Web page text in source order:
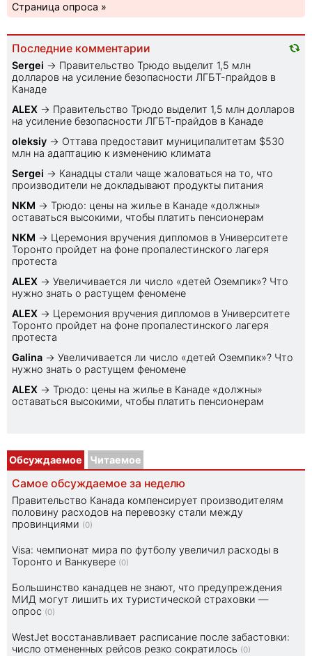
Страница опроса »
Последние комментарии
Sеrgei → Правительство Трюдо выделит 1,5 млн
долларов на усиление безопасности ЛГБТ-прайдов в
Канаде
ALEX → Правительство Трюдо выделит 1,5 млн долларов
на усиление безопасности ЛГБТ-прайдов в Канаде
oleksiy → Оттава предоставит муниципалитетам $530
млн на адаптацию к изменению климата
Sеrgei → Канадцы стали чаще жаловаться на то, что
производители не докладывают продукты питания
NKM → Трюдо: цены на жилье в Канаде «должны»
оставаться высокими, чтобы платить пенсионерам
NKM → Церемония вручения дипломов в Университете
Торонто пройдет на фоне пропалестинского лагеря
протеста
ALEX → Увеличивается ли число «детей Оземпик»? Что
нужно знать о растущем феномене
ALEX → Церемония вручения дипломов в Университете
Торонто пройдет на фоне пропалестинского лагеря
протеста
Galina → Увеличивается ли число «детей Оземпик»? Что
нужно знать о растущем феномене
ALEX → Трюдо: цены на жилье в Канаде «должны»
оставаться высокими, чтобы платить пенсионерам
Обсуждаемое Читаемое
Самое обсуждаемое за неделю
Правительство Канада компенсирует производителям
половину расходов на перевозку стали между
провинциями (0)
Visa: чемпионат мира по футболу увеличил расходы в
Торонто и Ванкувере (0)
Большинство канадцев не знают, что предупреждения
МИД могут лишить их туристической страховки —
опрос (0)
WestJet восстанавливает расписание после забастовки:
число отмененных рейсов резко сократилось (0)